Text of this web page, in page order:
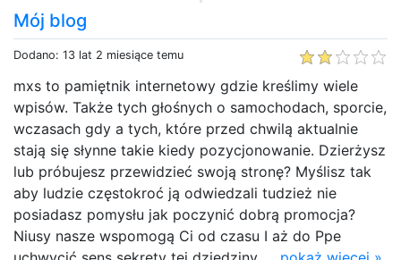
Mój blog
Dodano: 13 lat 2 miesiące temu
mxs to pamiętnik internetowy gdzie kreślimy wiele
wpisów. Także tych głośnych o samochodach, sporcie,
wczasach gdy a tych, które przed chwilą aktualnie
stają się słynne takie kiedy pozycjonowanie. Dzierżysz
lub próbujesz przewidzieć swoją stronę? Myślisz tak
aby ludzie częstokroć ją odwiedzali tudzież nie
posiadasz pomysłu jak poczynić dobrą promocja?
Niusy nasze wspomogą Ci od czasu I aż do Ppe